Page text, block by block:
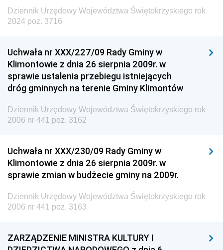
Dziennik Urzędowy Województwa Świętokrzyskiego rok
2024 poz. 3716
Uchwała nr XXX/227/09 Rady Gminy w
Klimontowie z dnia 26 sierpnia 2009r. w
sprawie ustalenia przebiegu istniejących
dróg gminnych na terenie Gminy Klimontów
Dziennik Urzędowy Województwa Świętokrzyskiego rok
2006 nr 441 poz. 3162
Uchwała nr XXX/230/09 Rady Gminy w
Klimontowie z dnia 26 sierpnia 2009r. w
sprawie zmian w budżecie gminy na 2009r.
Dziennik Urzędowy Województwa Świętokrzyskiego rok
2006 nr 441 poz. 3163
ZARZĄDZENIE MINISTRA KULTURY I